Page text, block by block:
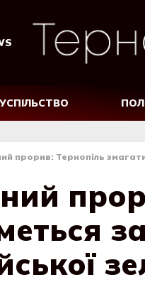
прорив: Тернопіль